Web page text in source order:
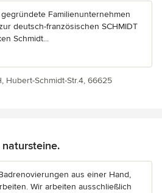
Familienunternehmen
deutsch-französischen SCHMIDT
Schmidt...
Hubert-Schmidt-Str.4, 66625
natursteine.
aus einer Hand,
Wir arbeiten ausschließlich